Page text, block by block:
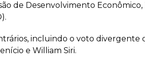
de Desenvolvimento
incluindo o voto divergente
e William Siri.